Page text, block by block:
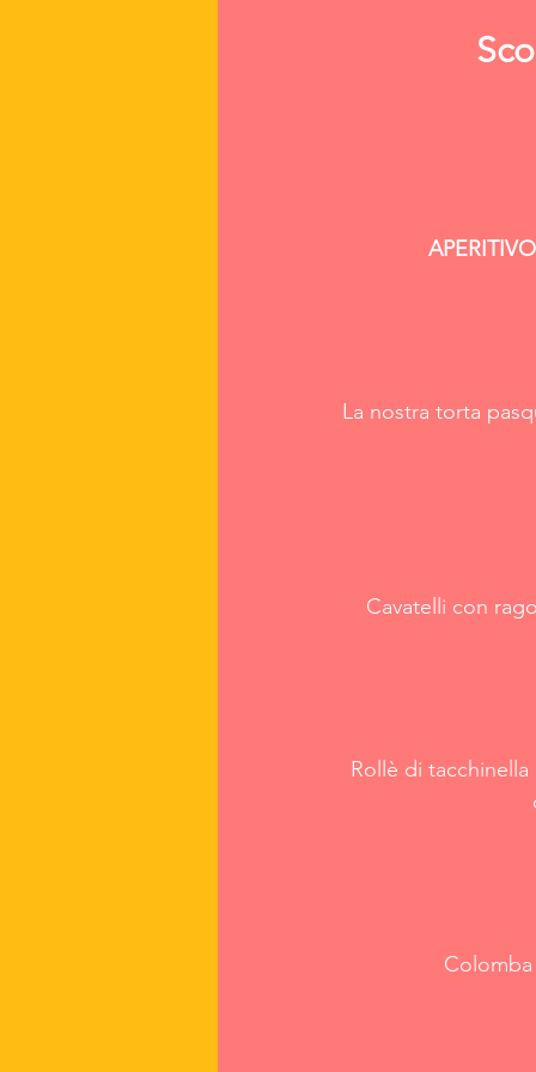
La nostra torta
Cavatelli con
Rollè di